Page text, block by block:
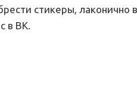
стикеры,
в ВК.